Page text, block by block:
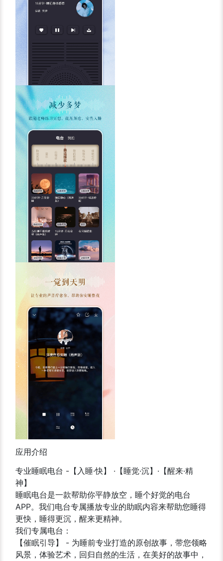
应用介绍
专业睡眠电台 -【入睡·快】 ·【睡觉·沉】·【醒来·精
神】
睡眠电台是一款帮助你平静放空，睡个好觉的电台
APP。我们电台专属播放专业的助眠内容来帮助您睡得
更快，睡得更沉，醒来更精神。
我们专属电台：
【催眠引导】 - 为睡前专业打造的原创故事，带您领略
风景，体验艺术，回归自然的生活，在美好的故事中，